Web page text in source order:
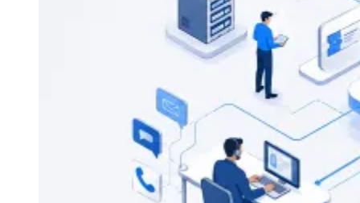
Novo
Novo